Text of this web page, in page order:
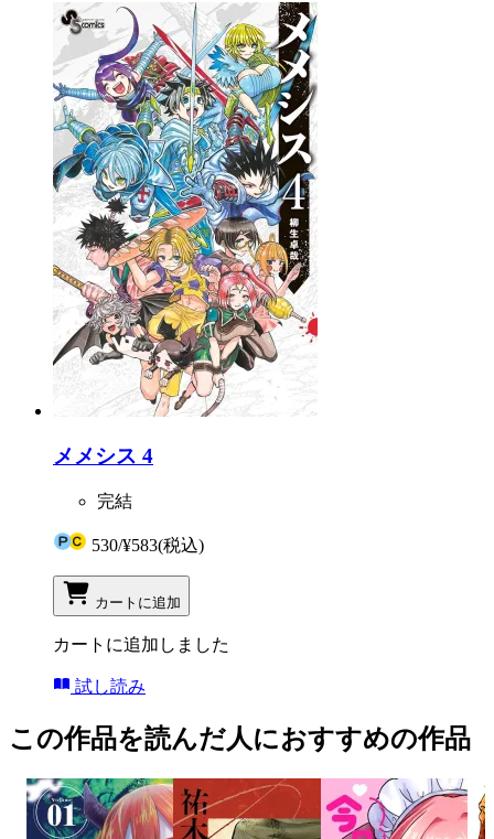
メメシス 4
完結
530/¥583(税込)
カートに追加
カートに追加しました
試し読み
この作品を読んだ人におすすめの作品